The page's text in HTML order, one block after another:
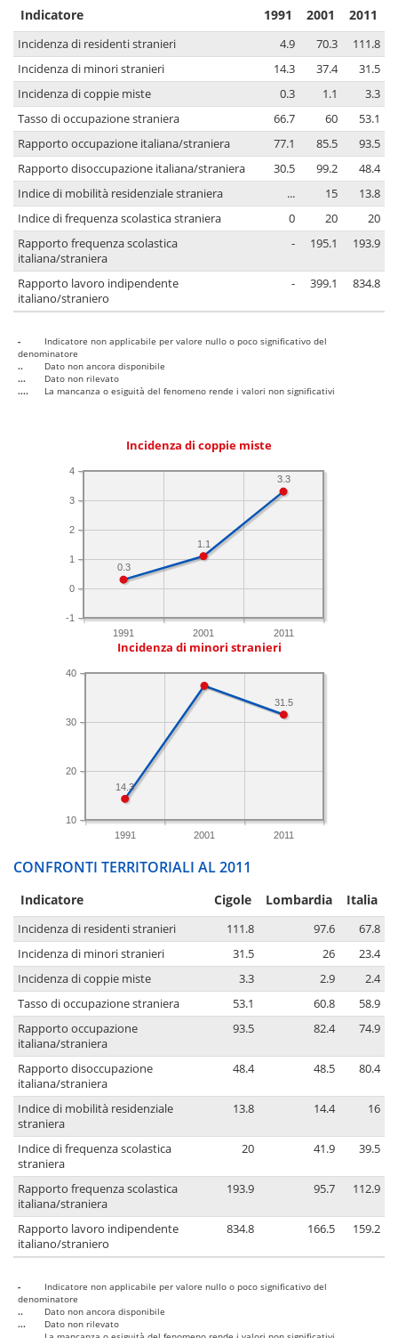
Indicatore 1991 2001 2011
Incidenza di residenti stranieri 4.9 70.3
111.8
Incidenza di minori stranieri
14.3 37.4
31.5
Incidenza di coppie miste
0.3 1.1
3.3
Tasso di occupazione straniera
66.7 60
53.1
Rapporto occupazione italiana/straniera
77.1 85.5
93.5
Rapporto disoccupazione italiana/straniera
30.5 99.2
48.4
Indice di mobilità residenziale straniera
... 15
13.8
Indice di frequenza scolastica straniera
0 20
20
Rapporto frequenza scolastica
italiana/straniera
- 195.1 193.9
Rapporto lavoro indipendente
italiano/straniero
- 399.1 834.8
-
Indicatore non applicabile per valore nullo o poco significativo del
denominatore
..
Dato non ancora disponibile
...
Dato non rilevato
....
La mancanza o esiguità del fenomeno rende i valori non significativi
Incidenza di coppie miste
1991 2001 2011
-1
0
1
2
3
4
3.3
1.1
0.3
Incidenza di minori stranieri
1991 2001 2011
10
20
30
40
31.5
14.3
CONFRONTI TERRITORIALI AL 2011
Indicatore Cigole Lombardia Italia
Incidenza di residenti stranieri 111.8 97.6
67.8
Incidenza di minori stranieri
31.5 26
23.4
Incidenza di coppie miste
3.3 2.9
2.4
Tasso di occupazione straniera
53.1 60.8
58.9
Rapporto occupazione
italiana/straniera
93.5 82.4 74.9
Rapporto disoccupazione
italiana/straniera
48.4 48.5 80.4
Indice di mobilità residenziale
straniera
13.8 14.4 16
Indice di frequenza scolastica
straniera
20 41.9 39.5
Rapporto frequenza scolastica
italiana/straniera
193.9 95.7 112.9
Rapporto lavoro indipendente
italiano/straniero
834.8 166.5 159.2
-
Indicatore non applicabile per valore nullo o poco significativo del
denominatore
..
Dato non ancora disponibile
...
Dato non rilevato